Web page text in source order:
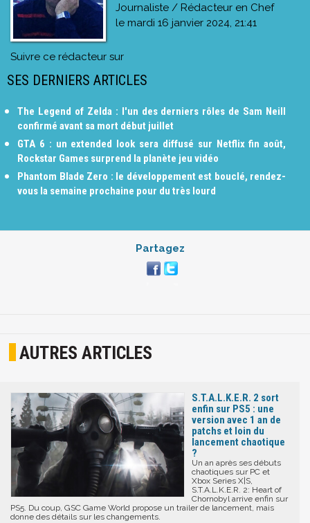
Journaliste / Rédacteur en Chef
le mardi 16 janvier 2024, 21:41
Suivre ce rédacteur sur
SES DERNIERS ARTICLES
The Legend of Zelda : l'un des derniers rôles de Sam Neill
confirmé avant sa mort début juillet
GTA 6 : un extended look sera diffusé sur Netflix fin août,
Rockstar Games surprend la planète jeu vidéo
Phantom Blade Zero : le développement est bouclé, rendez-
vous la semaine prochaine pour du très lourd
Partagez
AUTRES ARTICLES
S.T.A.L.K.E.R. 2 sort
enfin sur PS5 : une
version avec 1 an de
patchs et loin du
lancement chaotique
?
Un an après ses débuts
chaotiques sur PC et
Xbox Series X|S,
S.T.A.L.K.E.R. 2: Heart of
Chornobyl arrive enfin sur
PS5. Du coup, GSC Game World propose un trailer de lancement, mais
donne des détails sur les changements.